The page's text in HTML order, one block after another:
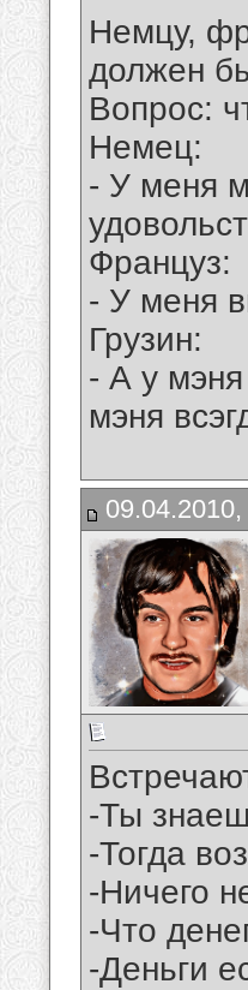
Немцу,
должен
Вопрос:
Немец:
- У меня
Француз:
- У меня
Грузин:
- А у
мэня
-Ты
-Тогда
-Ничего
-Что
-Деньги